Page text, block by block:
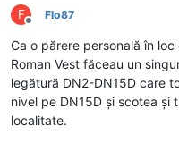
F
Deconectat
Flo87
Ca o părere personală în
Roman Vest făceau un
legătură DN2-DN15D care
nivel pe DN15D și scotea
localitate.